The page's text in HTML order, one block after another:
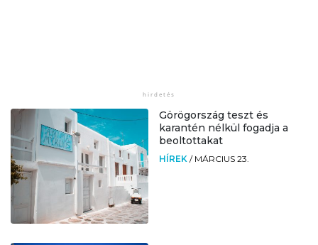
Görögország teszt és
karantén nélkül fogadja a
beoltottakat
HÍREK / MÁRCIUS 23.